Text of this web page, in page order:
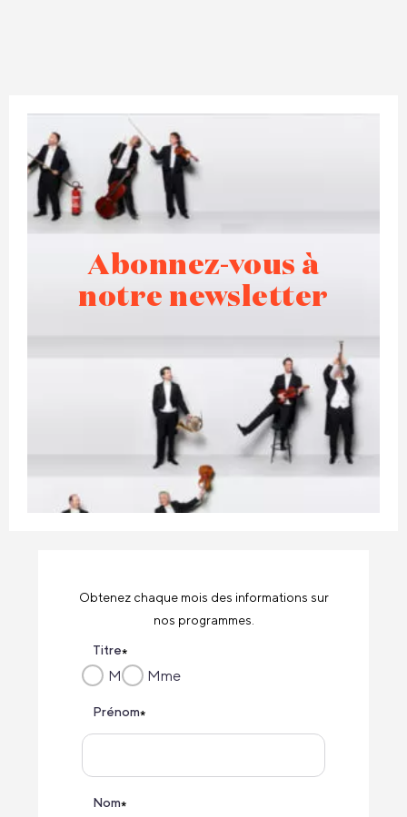
Abonnez-vous à
notre newsletter
Obtenez chaque mois des informations sur
nos programmes.
Titre*
M
Mme
Prénom*
Nom*